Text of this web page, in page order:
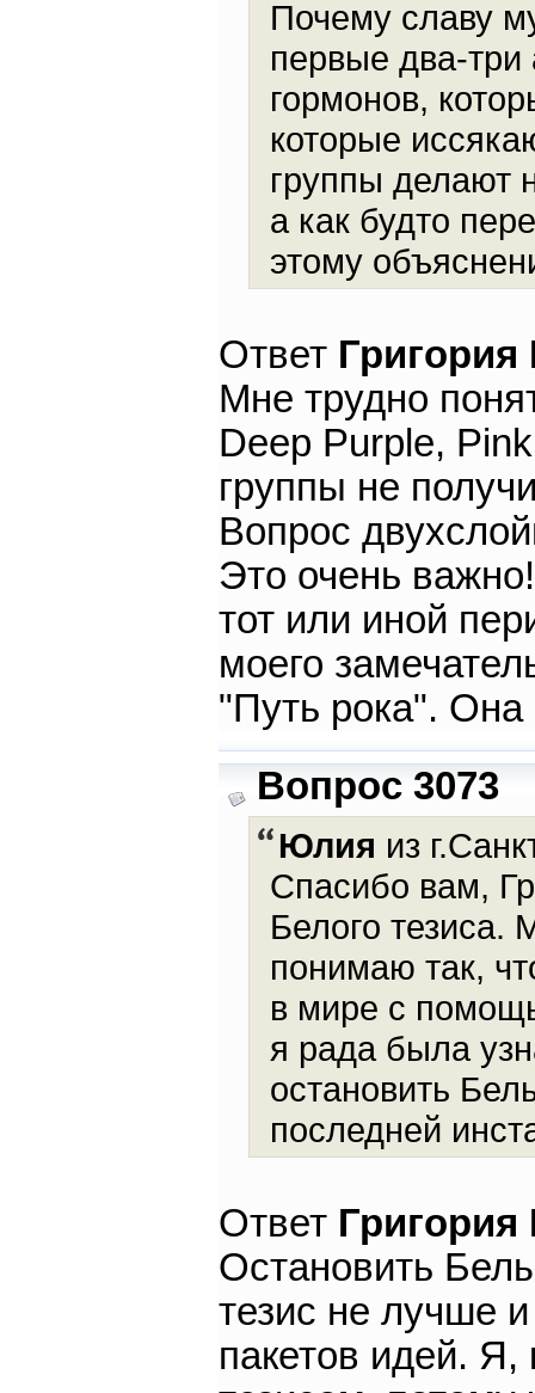
Почему славу
первые два-
гормонов,
которые
группы делают
а как будто
этому
Ответ
Мне трудно
Deep Purple,
группы не
Вопрос
Это очень
тот или иной
моего
"Путь рока".
Вопрос 3073
Юлия из
Спасибо вам,
Белого тезиса.
понимаю так,
в мире с
я рада была
остановить
последней
Ответ
Остановить
тезис не лучше
пакетов идей.